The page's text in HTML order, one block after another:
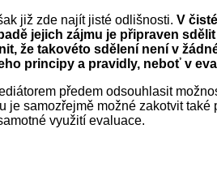
již zde najít jisté odlišnosti. V
jejich zájmu je připraven
že takovéto sdělení není v
principy a pravidly, neboť v
předem odsouhlasit
je samozřejmě možné zakotvit
využití evaluace.